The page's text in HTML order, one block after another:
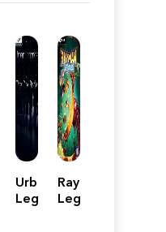
Urban
Legends
Rayman:
Legends